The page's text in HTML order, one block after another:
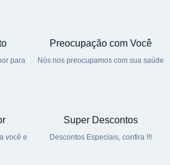
para
Preocupação com Você
Nós nos preocupamos com sua saúde
você e
Super Descontos
Descontos Especiais, confira !!!